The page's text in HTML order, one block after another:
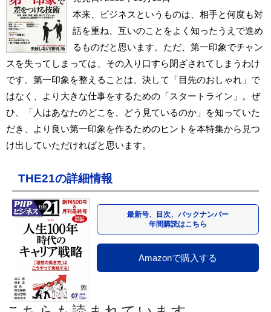
本来、ビジネスというものは、相手と何度も対
話を重ね、互いのことをよく知ったうえで進め
るものだと思います。ただ、第一印象でチャン
スを失ってしまっては、その入り口すら閉ざされてしまうわけ
です。第一印象を整えることは、決して「目先のおしゃれ」で
はなく、より大きな仕事をするための「スタートライン」。ぜ
ひ、「人はあなたのどこを、どう見ているのか」を知っていた
だき、より良い第一印象を作るためのヒントを本特集から見つ
け出していただければと思います。
THE21の詳細情報
最新号、目次、バックナンバー
年間購読はこちら
Amazonで購入する